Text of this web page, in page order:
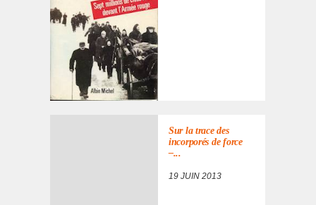
Sur la trace des
incor­po­rés de force
–...
19 JUIN 2013